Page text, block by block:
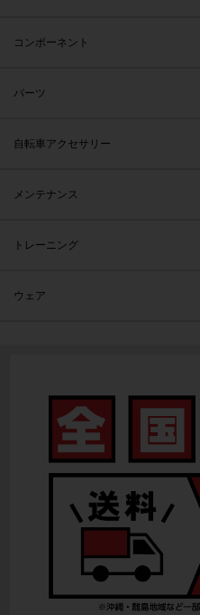
コンポーネント
パーツ
自転車アクセサリー
メンテナンス
トレーニング
ウェア